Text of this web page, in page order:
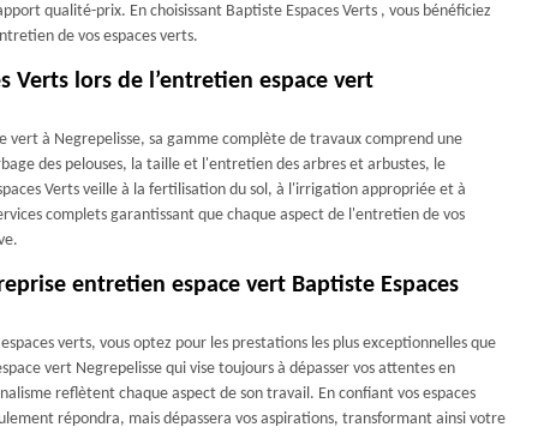
qualité-prix. En choisissant Baptiste Espaces Verts , vous bénéficiez
de vos espaces verts.
Verts lors de l’entretien espace vert
vert à Negrepelisse, sa gamme complète de travaux comprend une
des pelouses, la taille et l'entretien des arbres et arbustes, le
Verts veille à la fertilisation du sol, à l'irrigation appropriée et à
complets garantissant que chaque aspect de l'entretien de vos
entretien espace vert Baptiste Espaces
verts, vous optez pour les prestations les plus exceptionnelles que
vert Negrepelisse qui vise toujours à dépasser vos attentes en
reflètent chaque aspect de son travail. En confiant vos espaces
répondra, mais dépassera vos aspirations, transformant ainsi votre